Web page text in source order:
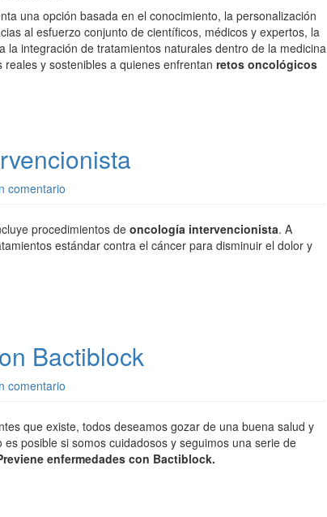
una opción basada en el conocimiento, la personalización
al esfuerzo conjunto de científicos, médicos y expertos, la
integración de tratamientos naturales dentro de la medicina
y sostenibles a quienes enfrentan retos oncológicos
comentario
procedimientos de oncología intervencionista. A
estándar contra el cáncer para disminuir el dolor y
Bactiblock
comentario
que existe, todos deseamos gozar de una buena salud y
posible si somos cuidadosos y seguimos una serie de
enfermedades con Bactiblock.